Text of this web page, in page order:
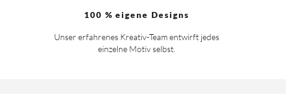
100 % eigene Designs
Unser erfahrenes Kreativ-Team entwirft jedes
einzelne Motiv selbst.